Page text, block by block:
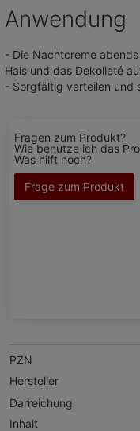
Anwendung
- Die Nachtcreme
Hals und das Dekolleté
- Sorgfältig verteilen und
Fragen zum Produkt?
Wie benutze ich das
Was hilft noch?
Frage zum Produkt
PZN
Hersteller
Darreichung
Inhalt